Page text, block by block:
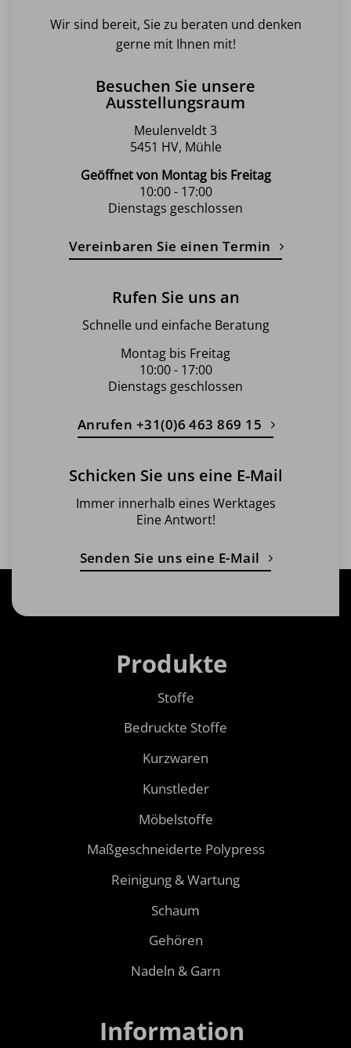
Wir sind bereit, Sie zu beraten und denken
gerne mit Ihnen mit!
Besuchen Sie unsere
Ausstellungsraum
Meulenveldt 3
5451 HV, Mühle
Geöffnet von Montag bis Freitag
10:00 - 17:00
Dienstags geschlossen
Vereinbaren Sie einen Termin
Rufen Sie uns an
Schnelle und einfache Beratung
Montag bis Freitag
10:00 - 17:00
Dienstags geschlossen
Anrufen +31(0)6 463 869 15
Schicken Sie uns eine E-Mail
Immer innerhalb eines Werktages
Eine Antwort!
Senden Sie uns eine E-Mail
Produkte
Stoffe
Bedruckte Stoffe
Kurzwaren
Kunstleder
Möbelstoffe
Maßgeschneiderte Polypress
Reinigung & Wartung
Schaum
Gehören
Nadeln & Garn
Information